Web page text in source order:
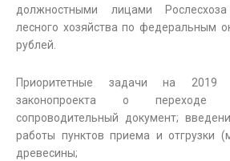
должностными лицами
лесного хозяйства по федеральным
рублей.
Приоритетные задачи на 2019
законопроекта о переходе
сопроводительный документ;
работы пунктов приема и отгрузки
древесины;